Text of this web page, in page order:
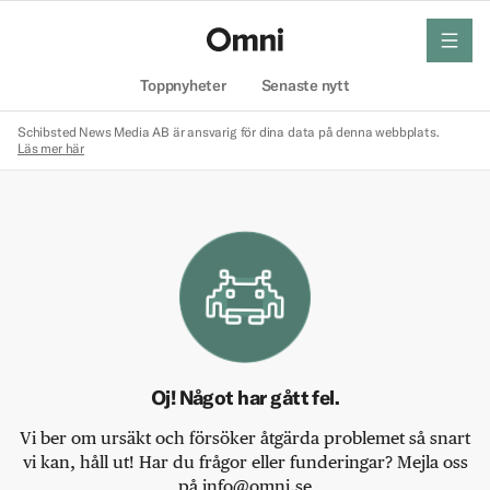
Toppnyheter Senaste nytt
meny
Schibsted News Media AB är ansvarig för dina data på denna webbplats.
Läs mer här
Oj! Något har gått fel.
Vi ber om ursäkt och försöker åtgärda problemet så snart
vi kan, håll ut! Har du frågor eller funderingar? Mejla oss